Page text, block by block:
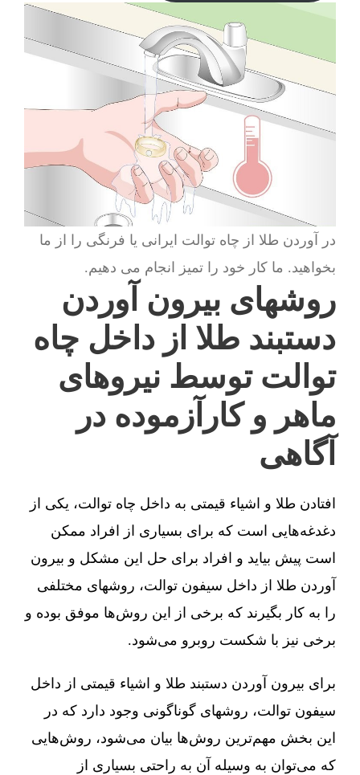
در آوردن طلا از چاه توالت ایرانی یا فرنگی را از ما
بخواهید. ما کار خود را تمیز انجام می دهیم.
روشهای بیرون آوردن
دستبند طلا از داخل چاه
توالت توسط نیروهای
ماهر و کارآزموده در
آگاهی
افتادن طلا و اشیاء قیمتی به داخل چاه توالت، یکی از
دغدغه‌هایی است که برای بسیاری از افراد ممکن
است پیش بیاید و افراد برای حل این مشکل و بیرون
آوردن طلا از داخل سیفون توالت، روشهای مختلفی
را به کار بگیرند که برخی از این روش‌ها موفق بوده و
برخی نیز با شکست روبرو می‌شود.
برای بیرون آوردن دستبند طلا و اشیاء قیمتی از داخل
سیفون توالت، روشهای گوناگونی وجود دارد که در
این بخش مهم‌ترین روش‌ها بیان می‌شود، روش‌هایی
که می‌توان به وسیله آن به راحتی بسیاری از